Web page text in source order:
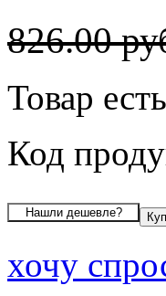
826.00
Товар
Код
хочу